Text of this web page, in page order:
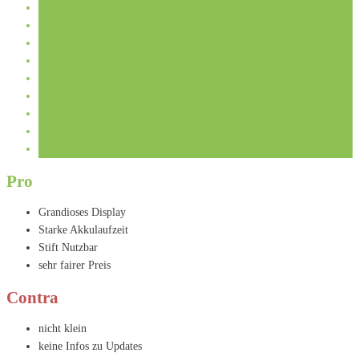
Pro
Grandioses Display
Starke Akkulaufzeit
Stift Nutzbar
sehr fairer Preis
Contra
nicht klein
keine Infos zu Updates